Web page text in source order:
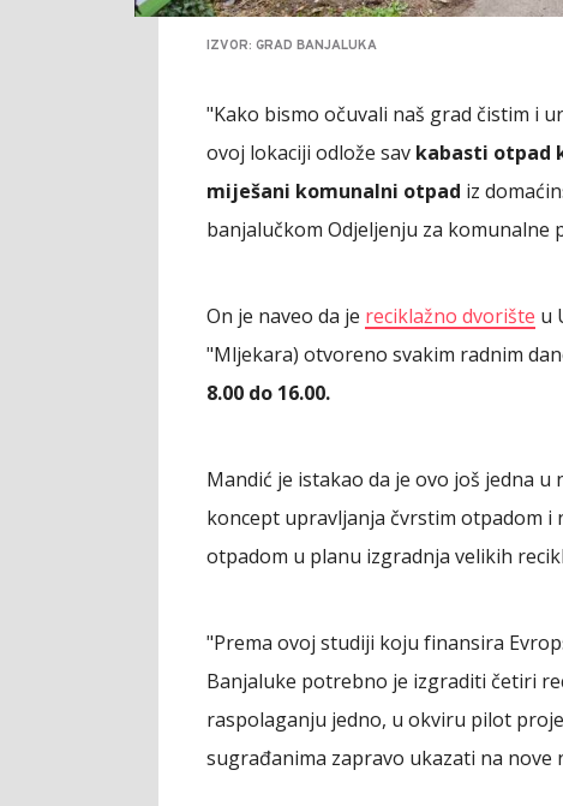
IZVOR: GRAD BANJALUKA
"Kako bismo očuvali naš grad čistim i
ovoj lokaciji odlože sav kabasti otpad
miješani komunalni otpad iz
banjalučkom Odjeljenju za komunalne
On je naveo da je reciklažno dvorište u
"Mljekara) otvoreno svakim radnim
8.00 do 16.00.
Mandić je istakao da je ovo još jedna
koncept upravljanja čvrstim otpadom i
otpadom u planu izgradnja velikih
"Prema ovoj studiji koju finansira
Banjaluke potrebno je izgraditi četiri
raspolaganju jedno, u okviru pilot
sugrađanima zapravo ukazati na nove